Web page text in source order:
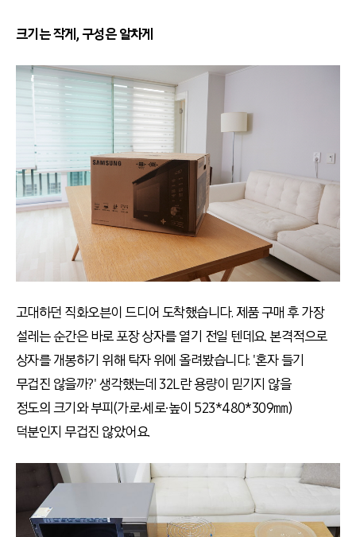
크기는 작게, 구성은 알차게
고대하던 직화오븐이 드디어 도착했습니다. 제품 구매 후 가장
설레는 순간은 바로 포장 상자를 열기 전일 텐데요. 본격적으로
상자를 개봉하기 위해 탁자 위에 올려봤습니다. '혼자 들기
무겁진 않을까?' 생각했는데 32L란 용량이 믿기지 않을
정도의 크기와 부피(가로∙세로∙높이 523*480*309㎜)
덕분인지 무겁진 않았어요.